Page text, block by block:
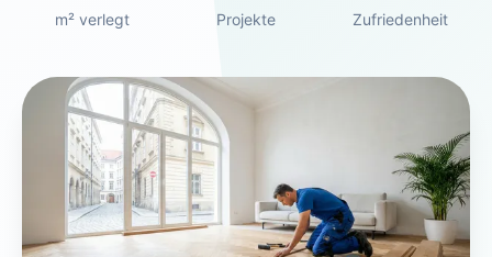
m² verlegt Projekte Zufriedenheit